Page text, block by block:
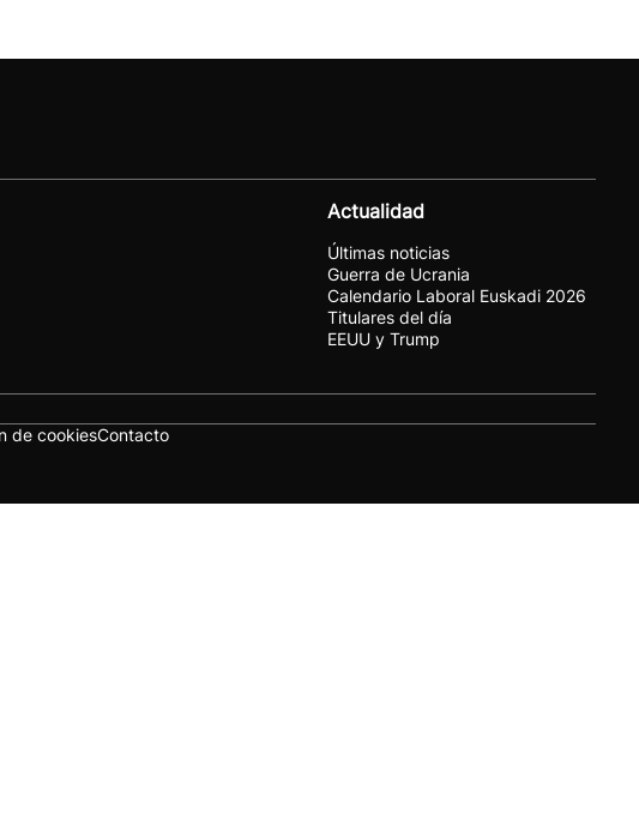
Actualidad
Últimas noticias
Guerra de Ucrania
Calendario Laboral Euskadi 2026
Titulares del día
EEUU y Trump
de cookiesContacto